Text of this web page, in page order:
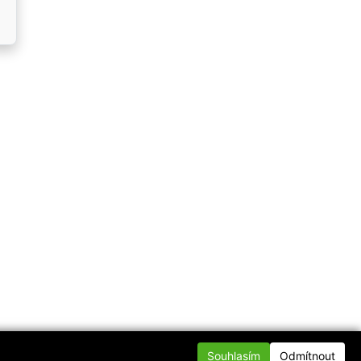
Souhlasím Odmítnout